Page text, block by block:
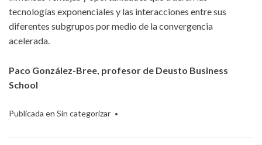
tecnologías exponenciales y las interacciones entre sus
diferentes subgrupos por medio de la convergencia
acelerada.
Paco González-Bree, profesor de Deusto Business
School
Publicada en Sin categorizar